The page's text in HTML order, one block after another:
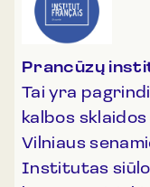
Prancūzų
Tai yra
kalbos
Vilniaus
Institutas